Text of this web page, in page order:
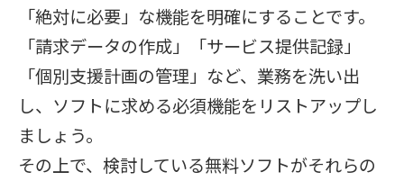
「絶対に必要」な機能を明確にすることです。
「請求データの作成」「サービス提供記録」
「個別支援計画の管理」など、業務を洗い出
し、ソフトに求める必須機能をリストアップし
ましょう。
その上で、検討している無料ソフトがそれらの